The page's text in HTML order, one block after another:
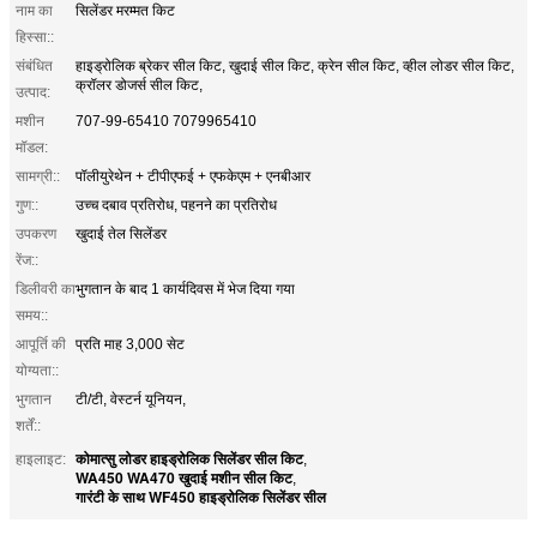
नाम का
हिस्सा::
सिलेंडर मरम्मत किट
संबंधित
उत्पाद:
हाइड्रोलिक ब्रेकर सील किट, खुदाई सील किट, क्रेन सील किट, व्हील लोडर सील किट,
क्रॉलर डोजर्स सील किट,
मशीन
मॉडल:
707-99-65410 7079965410
सामग्री::
पॉलीयुरेथेन + टीपीएफई + एफकेएम + एनबीआर
गुण::
उच्च दबाव प्रतिरोध, पहनने का प्रतिरोध
उपकरण
रेंज::
खुदाई तेल सिलेंडर
डिलीवरी का
समय::
भुगतान के बाद 1 कार्यदिवस में भेज दिया गया
आपूर्ति की
योग्यता::
प्रति माह 3,000 सेट
भुगतान
शर्तें::
टी/टी, वेस्टर्न यूनियन,
हाइलाइट: कोमात्सु लोडर हाइड्रोलिक सिलेंडर सील किट,
WA450 WA470 खुदाई मशीन सील किट,
गारंटी के साथ WF450 हाइड्रोलिक सिलेंडर सील